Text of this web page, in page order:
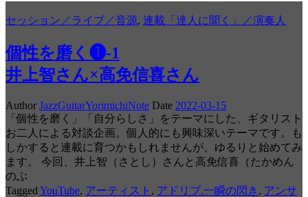
セッション／ライブ／音源, 連載「達人に聞く」／演奏人
個性を磨く❶-1
井上智さん×高免信喜さん
Author JazzGuitarYorimichiNote Date 2022-03-15
「個性を磨く」「自分らしさ」をテーマにした、ギタリスト
お二人による対談企画。個人的にも興味深いテーマです。も
しかすると連載に育つかもしれませんが、ゆるりと始めてみ
ます。 今回、井上智（さとし）さんと高免信喜（たかめん
のぶ
Tagged YouTube, アーティスト , アドリブ.一瞬の閃き , アンサ